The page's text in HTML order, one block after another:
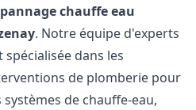
chauffe eau
. Notre équipe d'experts
spécialisée dans les
de plomberie pour
systèmes de chauffe-eau,